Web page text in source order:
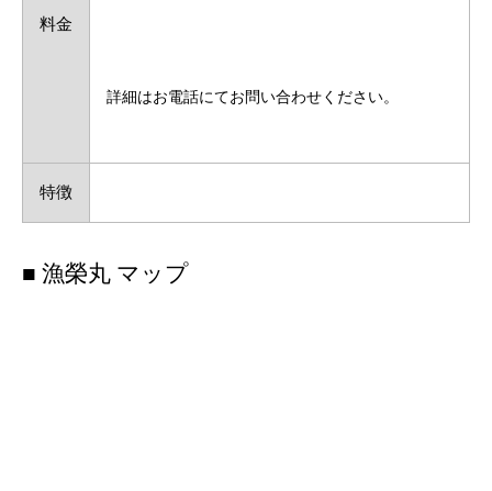
料金
詳細はお電話にてお問い合わせください。
特徴
■ 漁榮丸 マップ